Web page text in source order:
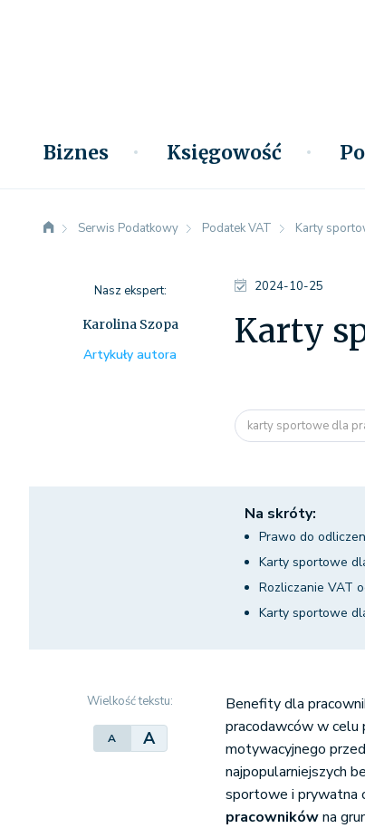
Biznes Księgowość
Serwis Podatkowy Podatek VAT Karty
2024-10-25
Karty
karty sportowe dla
Nasz ekspert:
Karolina Szopa
Artykuły autora
Na skróty:
Prawo do
Karty sportowe
Rozliczanie VAT
Karty sportowe
Wielkość tekstu:
A A
Benefity dla
pracodawców w celu
motywacyjnego
najpopularniejszych
sportowe i prywatna
pracownikówna